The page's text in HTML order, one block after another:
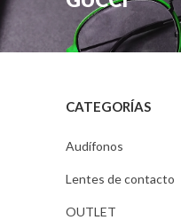
CATEGORÍAS
Audífonos
Lentes de contacto
OUTLET